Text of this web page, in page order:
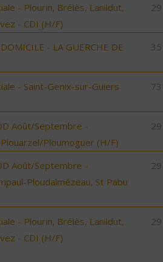
- Plourin, Brélès, Lanildut,
- CDI (H/F)
- LA GUERCHE DE
- Saint-Genix-sur-Guiers
Août/Septembre -
Ploumoguer (H/F)
Août/Septembre -
Ploudalmézeau, St Pabu
- Plourin, Brélès, Lanildut,
- CDI (H/F)